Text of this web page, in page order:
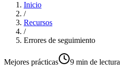
Inicio
/
Recursos
/
Errores de seguimiento
Mejores prácticas 9 min de lectura